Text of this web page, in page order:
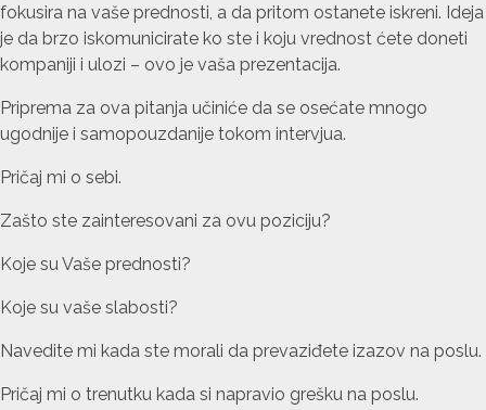
fokusira na vaše prednosti, a da pritom ostanete iskreni. Ideja
je da brzo iskomunicirate ko ste i koju vrednost ćete doneti
kompaniji i ulozi – ovo je vaša prezentacija.
Priprema za ova pitanja učiniće da se osećate mnogo
ugodnije i samopouzdanije tokom intervjua.
Pričaj mi o sebi.
Zašto ste zainteresovani za ovu poziciju?
Koje su Vaše prednosti?
Koje su vaše slabosti?
Navedite mi kada ste morali da prevaziđete izazov na poslu.
Pričaj mi o trenutku kada si napravio grešku na poslu.